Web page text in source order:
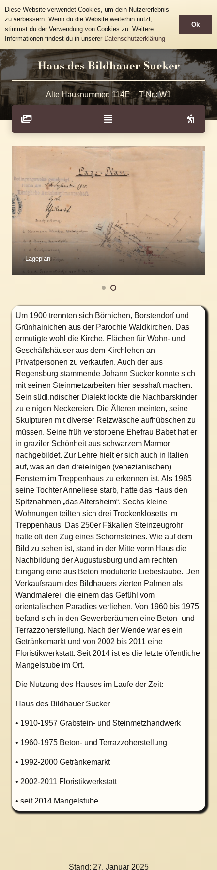
Historische Häusertafeln
Gemeinde Grünhainichen
Haus des Bildhauer Sucker
Alte Hausnummer: 114E T-Nr.:W1
Lageplan
Um 1900 trennten sich Börnichen, Borstendorf und
Grünhainichen aus der Parochie Waldkirchen. Das
ermutigte wohl die Kirche, Flächen für Wohn- und
Geschäftshäuser aus dem Kirchlehen an
Privatpersonen zu verkaufen. Auch der aus
Regensburg stammende Johann Sucker konnte sich
mit seinen Steinmetzarbeiten hier sesshaft machen.
Sein südl.ndischer Dialekt lockte die Nachbarskinder
zu einigen Neckereien. Die Älteren meinten, seine
Skulpturen mit diverser Reizwäsche aufhübschen zu
müssen. Seine früh verstorbene Ehefrau Babet hat er
in graziler Schönheit aus schwarzem Marmor
nachgebildet. Zur Lehre hielt er sich auch in Italien
auf, was an den dreieinigen (venezianischen)
Fenstern im Treppenhaus zu erkennen ist. Als 1985
seine Tochter Anneliese starb, hatte das Haus den
Spitznahmen „das Altersheim“. Sechs kleine
Wohnungen teilten sich drei Trockenklosetts im
Treppenhaus. Das 250er Fäkalien Steinzeugrohr
hatte oft den Zug eines Schornsteines. Wie auf dem
Bild zu sehen ist, stand in der Mitte vorm Haus die
Nachbildung der Augustusburg und am rechten
Eingang eine aus Beton modulierte Liebeslaube. Den
Verkaufsraum des Bildhauers zierten Palmen als
Wandmalerei, die einem das Gefühl vom
orientalischen Paradies verliehen. Von 1960 bis 1975
befand sich in den Gewerberäumen eine Beton- und
Terrazzoherstellung. Nach der Wende war es ein
Getränkemarkt und von 2002 bis 2011 eine
Floristikwerkstatt. Seit 2014 ist es die letzte öffentliche
Mangelstube im Ort.
Die Nutzung des Hauses im Laufe der Zeit:
Haus des Bildhauer Sucker
• 1910-1957 Grabstein- und Steinmetzhandwerk
• 1960-1975 Beton- und Terrazzoherstellung
• 1992-2000 Getränkemarkt
• 2002-2011 Floristikwerkstatt
• seit 2014 Mangelstube
Stand: 27. Januar 2025
Diese Website verwendet Cookies, um dein Nutzererlebnis
zu verbessern. Wenn du die Website weiterhin nutzt,
stimmst du der Verwendung von Cookies zu. Weitere
Informationen findest du in unserer Datenschutzerklärung
Ok